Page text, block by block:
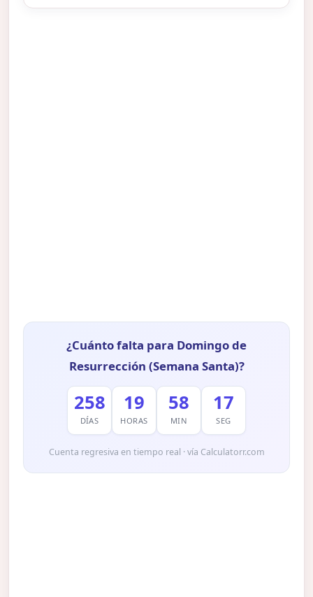
¿Cuánto falta para Domingo de
Resurrección (Semana Santa)?
258
DÍAS
19
HORAS
58
MIN
16
SEG
Cuenta regresiva en tiempo real · vía Calculatorr.com